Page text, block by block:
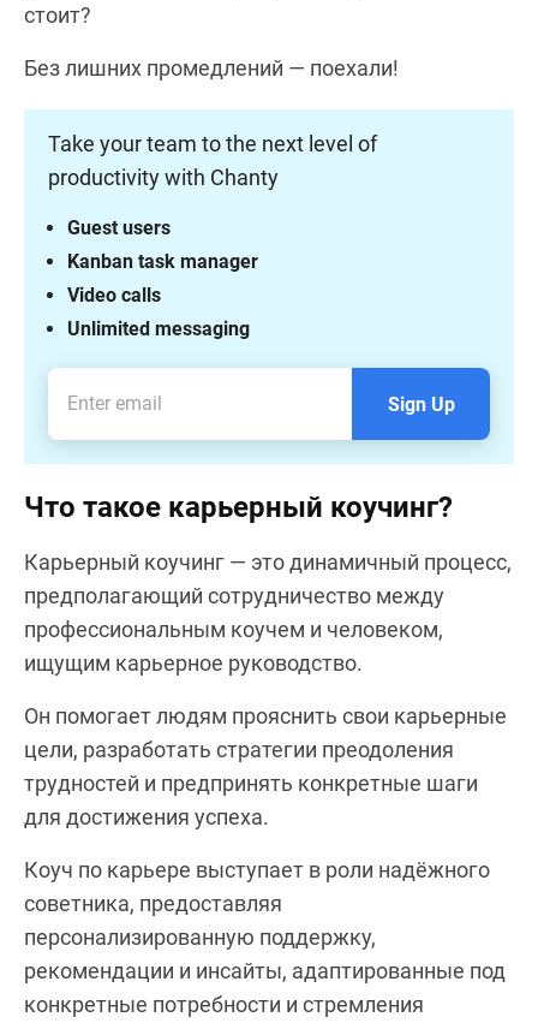
стоит?
Без лишних промедлений — поехали!
Take your team to the next level of
productivity with Chanty
Unlimited messaging
Video calls
Kanban task manager
Guest users
Sign Up
Что такое карьерный коучинг?
Карьeрный коучинг — это динамичный процесс,
предполагающий сотрудничество между
профессиональным коучем и человеком,
ищущим карьерное руководство.
Он помогает людям прояснить свои карьерные
цели, разработать стратегии преодоления
трудностей и предпринять конкретные шаги
для достижения успеха.
Коуч по карьере выступает в роли надёжного
советника, предоставляя
персонализированную поддержку,
рекомендации и инсайты, адаптированные под
конкретные потребности и стремления